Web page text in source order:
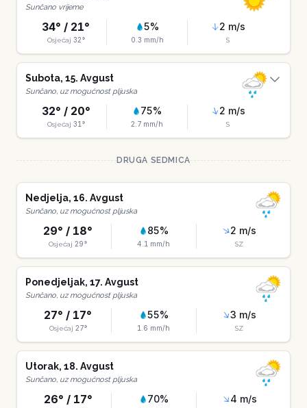
Sunčano vrijeme
34° / 21°
Osjećaj 32°
5%
0.3 mm/h
2 m/s
S
Subota, 15. Avgust
Sunčano, uz mogućnost pljuska
32° / 20°
Osjećaj 31 °
75%
2.7 mm/h
2 m/s
S
DRUGA SEDMICA
Nedjelja, 16. Avgust
Sunčano, uz mogućnost pljuska
29° / 18°
Osjećaj 29°
85%
4.1 mm/h
2 m/s
SZ
Ponedjeljak, 17. Avgust
Sunčano, uz mogućnost pljuska
27° / 17°
Osjećaj 27°
55%
1.6 mm/h
3 m/s
SZ
Utorak, 18. Avgust
Sunčano, uz mogućnost pljuska
26° / 17° 70% 4 m/s